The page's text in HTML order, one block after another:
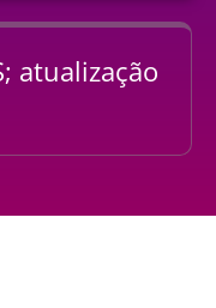
atualização